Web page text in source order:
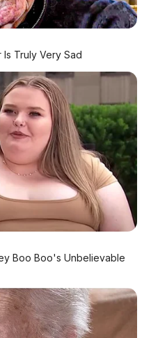
premium
Uji Tabrak
nilai sempurna
L: MPV Mewah
Alphard
Truly Very Sad
Boo Boo's Unbelievable